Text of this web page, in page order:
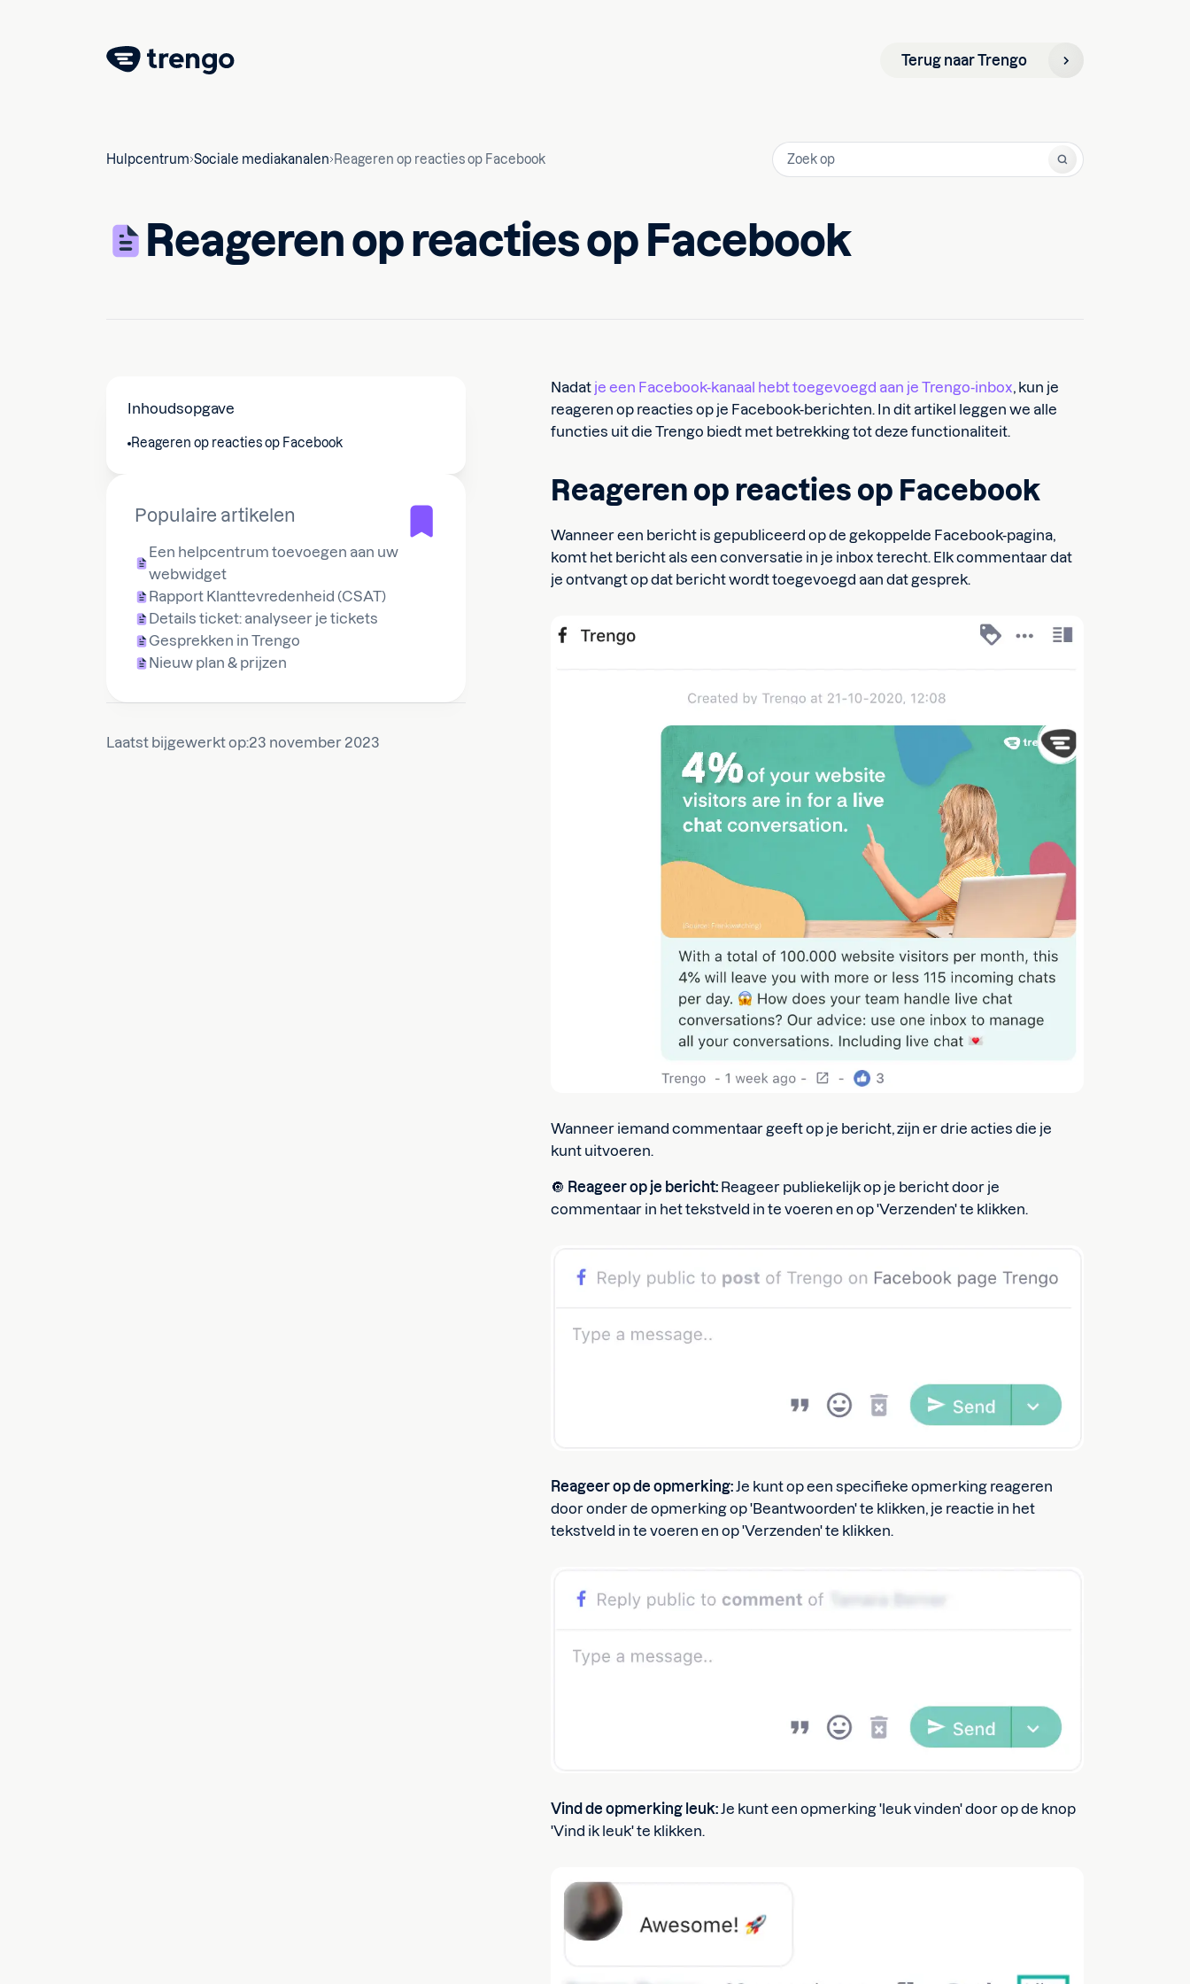
Terug naar Trengo
Hulpcentrum Sociale mediakanalen Reageren op reacties op Facebook
Reageren op reacties op Facebook
Inhoudsopgave
Reageren op reacties op Facebook
Populaire artikelen
Een helpcentrum toevoegen aan uw
webwidget
Rapport Klanttevredenheid (CSAT)
Details ticket: analyseer je tickets
Gesprekken in Trengo
Nieuw plan & prijzen
Laatst bijgewerkt op:23 november 2023
Nadat je een Facebook-kanaal hebt toegevoegd aan je Trengo-inbox, kun je
reageren op reacties op je Facebook-berichten. In dit artikel leggen we alle
functies uit die Trengo biedt met betrekking tot deze functionaliteit.
Reageren op reacties op Facebook
Wanneer een bericht is gepubliceerd op de gekoppelde Facebook-pagina,
komt het bericht als een conversatie in je inbox terecht. Elk commentaar dat
je ontvangt op dat bericht wordt toegevoegd aan dat gesprek.
Wanneer iemand commentaar geeft op je bericht, zijn er drie acties die je
kunt uitvoeren.
🔘 Reageer op je bericht: Reageer publiekelijk op je bericht door je
commentaar in het tekstveld in te voeren en op 'Verzenden' te klikken.
Reageer op de opmerking:Je kunt op een specifieke opmerking reageren
door onder de opmerking op 'Beantwoorden' te klikken, je reactie in het
tekstveld in te voeren en op 'Verzenden' te klikken.
Vind de opmerking leuk:Je kunt een opmerking 'leuk vinden' door op de knop
'Vind ik leuk' te klikken.